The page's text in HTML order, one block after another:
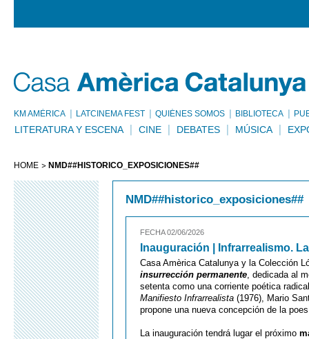
KM AMÈRICA LATCINEMA FEST QUIÉNES SOMOS BIBLIOTECA
LITERATURA Y ESCENA CINE DEBATES MÚSICA
HOME NMD##HISTORICO_EXPOSICIONES##
NMD##historico_exposiciones##
FECHA 02/06/2026
Inauguración | Infrarrealismo.
Casa Amèrica Catalunya y la Colección
insurrección permanente, dedicada al
setenta como una corriente poética
Manifiesto Infrarrealista (1976), Mario
propone una nueva concepción de la
La inauguración tendrá lugar el próximo